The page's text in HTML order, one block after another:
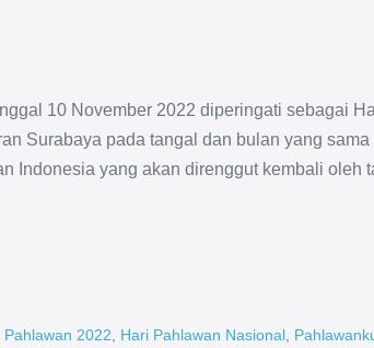
10 November 2022 diperingati sebagai
Surabaya pada tangal dan bulan yang
Indonesia yang akan direnggut kembali oleh
Pahlawan 2022 Hari Pahlawan Nasional